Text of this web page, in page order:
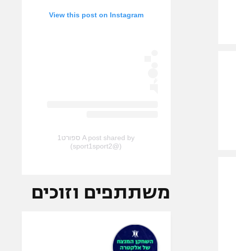
View this post on Instagram
A post shared by ספורט1
(@sport1sport2)
משתתפים וזוכים